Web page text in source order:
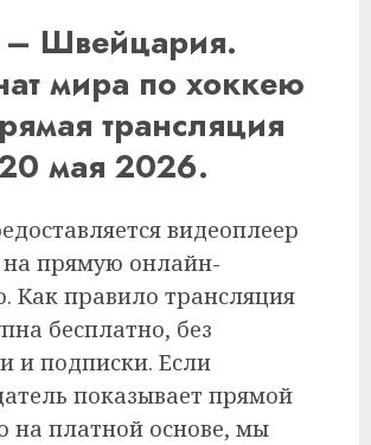
– Швейцария.
мира по хоккею
трансляция
мая 2026.
видеоплеер
прямую онлайн-
Как правило трансляция
бесплатно, без
и подписки. Если
показывает прямой
на платной основе, мы